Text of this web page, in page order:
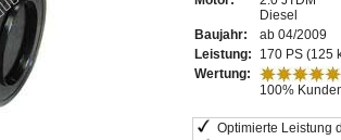
Diesel
Baujahr:
ab 04/2009
Leistung:
170 PS (125
Wertung:
100%
Optimierte Leistung